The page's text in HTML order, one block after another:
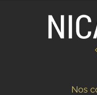
Nos